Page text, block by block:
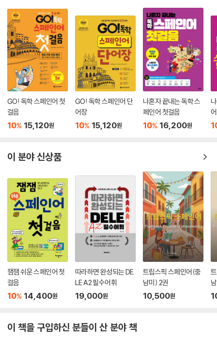
GO! 독학 스페인어 첫
걸음
10% 15,120원
GO! 독학 스페인어 단
어장
10% 15,120원
나혼자 끝내는 독학 스
페인어 첫걸음
10% 16,200원
이 분야 신상품
잼잼 쉬운 스페인어 첫
걸음
10% 14,400원
따라하면 완성되는 DE
LE A2 필수어휘
19,000원
트립스픽 스페인어(중
남미) 2권
10,500원
이 책을 구입하신 분들이 산 분야 책